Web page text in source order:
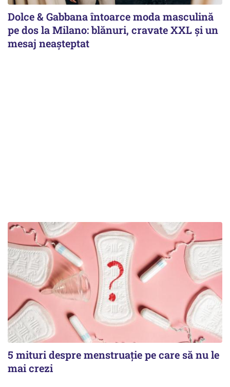
Dolce & Gabbana întoarce moda masculină
pe dos la Milano: blănuri, cravate XXL și un
mesaj neașteptat
5 mituri despre menstruație pe care să nu le
mai crezi